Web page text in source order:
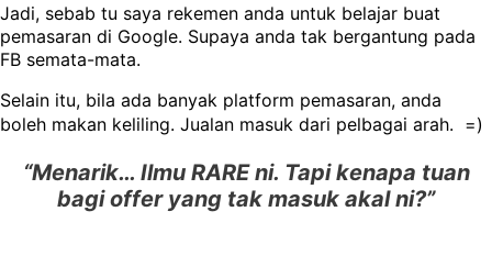
Jadi, sebab tu saya rekemen anda untuk belajar buat
pemasaran di Google. Supaya anda tak bergantung pada
FB semata-mata.
Selain itu, bila ada banyak platform pemasaran, anda
boleh makan keliling. Jualan masuk dari pelbagai arah. =)
“Menarik… Ilmu RARE ni. Tapi kenapa tuan
bagi offer yang tak masuk akal ni?”